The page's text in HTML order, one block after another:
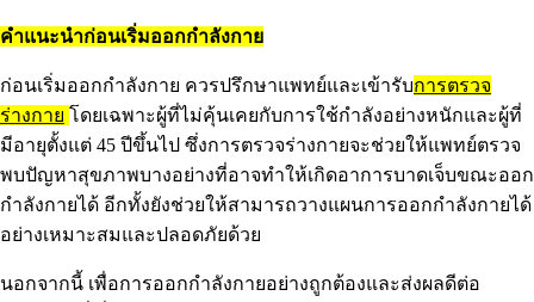
คำแนะนำก่อนเริ่มออกกำลังกาย
ก่อนเริ่มออกกำลังกาย ควรปรึกษาแพทย์และเข้ารับการตรวจ
ร่างกาย โดยเฉพาะผู้ที่ไม่คุ้นเคยกับการใช้กำลังอย่างหนักและผู้ที่
มีอายุตั้งแต่ 45 ปีขึ้นไป ซึ่งการตรวจร่างกายจะช่วยให้แพทย์ตรวจ
พบปัญหาสุขภาพบางอย่างที่อาจทำให้เกิดอาการบาดเจ็บขณะออก
กำลังกายได้ อีกทั้งยังช่วยให้สามารถวางแผนการออกกำลังกายได้
อย่างเหมาะสมและปลอดภัยด้วย
นอกจากนี้ เพื่อการออกกำลังกายอย่างถูกต้องและส่งผลดีต่อ